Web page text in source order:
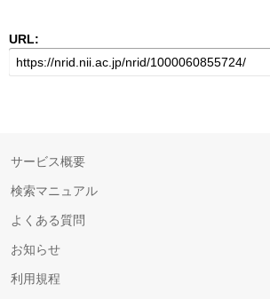
URL:
サービス概要
検索マニュアル
よくある質問
お知らせ
利用規程